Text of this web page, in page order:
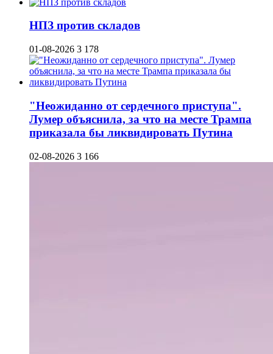
НПЗ против складов
01-08-2026 3 178
"Неожиданно от сердечного приступа".
Лумер объяснила, за что на месте Трампа
приказала бы ликвидировать Путина
02-08-2026 3 166